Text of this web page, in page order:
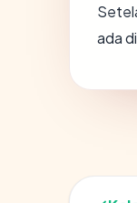
ada di